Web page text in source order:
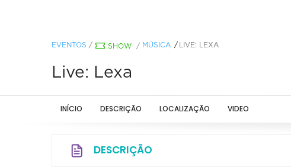
EVENTOS / SHOW / MÚSICA LIVE: LEXA
Live: Lexa
INÍCIO DESCRIÇÃO LOCALIZAÇÃO VIDEO
DESCRIÇÃO